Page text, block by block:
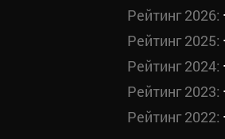
Рейтинг 2026:
Рейтинг 2025:
Рейтинг 2024:
Рейтинг 2023:
Рейтинг 2022: